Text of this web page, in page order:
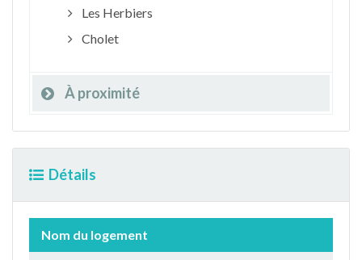
Les Herbiers
Cholet
À proximité
Détails
Nom du logement